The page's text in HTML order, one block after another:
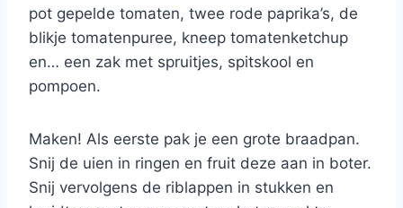
pot gepelde tomaten, twee rode paprika’s, de
blikje tomatenpuree, kneep tomatenketchup
en… een zak met spruitjes, spitskool en
pompoen.
Maken! Als eerste pak je een grote braadpan.
Snij de uien in ringen en fruit deze aan in boter.
Snij vervolgens de riblappen in stukken en